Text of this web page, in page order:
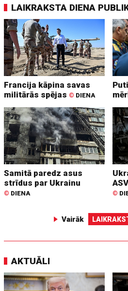
LAIKRAKSTA DIENA
Francija kāpina savas
militārās spējas © DIENA
Samitā paredz asus
strīdus par Ukrainu
© DIENA ©
Vairāk
AKTUĀLI